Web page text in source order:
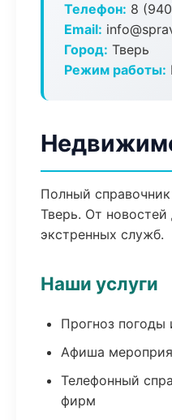
Телефон: 8
Email:
Город: Тверь
Режим работы:
Полный
Тверь. От
экстренных служб.
Наши услуги
Прогноз погоды
Афиша
Телефонный
фирм